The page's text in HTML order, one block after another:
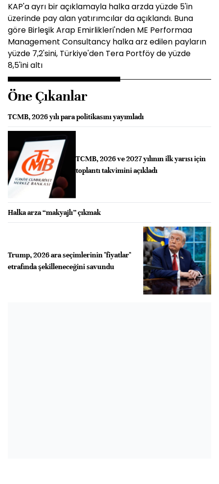
KAP'a ayrı bir açıklamayla halka arzda yüzde 5'in
üzerinde pay alan yatırımcılar da açıklandı. Buna
göre Birleşik Arap Emirlikleri'nden ME Performaa
Management Consultancy halka arz edilen payların
yüzde 7,2'sini, Türkiye'den Tera Portföy de yüzde
8,5'ini altı
Öne Çıkanlar
TCMB, 2026 yılı para politikasını yayımladı
TCMB, 2026 ve 2027 yılının ilk yarısı için
toplantı takvimini açıkladı
Halka arza “makyajlı” çıkmak
Trump, 2026 ara seçimlerinin "fiyatlar"
etrafında şekilleneceğini savundu